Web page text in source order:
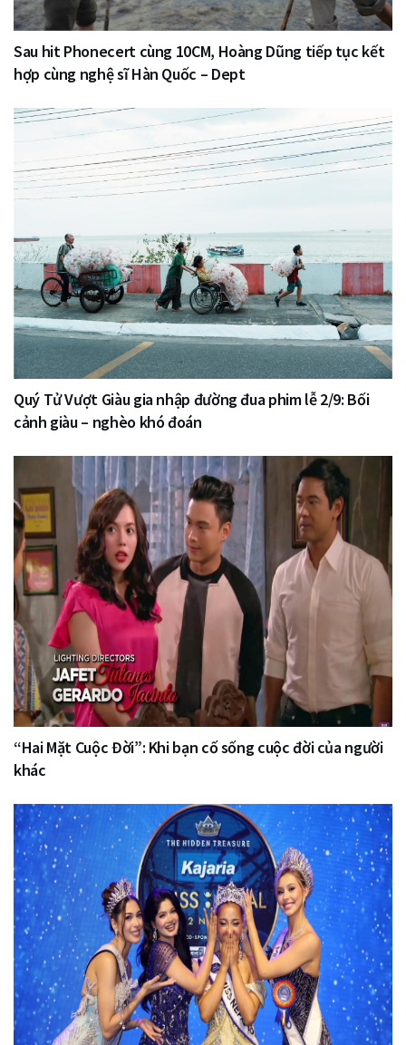
Sau hit Phonecert cùng 10CM, Hoàng Dũng tiếp tục kết
hợp cùng nghệ sĩ Hàn Quốc – Dept
Quý Tử Vượt Giàu gia nhập đường đua phim lễ 2/9: Bối
cảnh giàu – nghèo khó đoán
“Hai Mặt Cuộc Đời”: Khi bạn cố sống cuộc đời của người
khác